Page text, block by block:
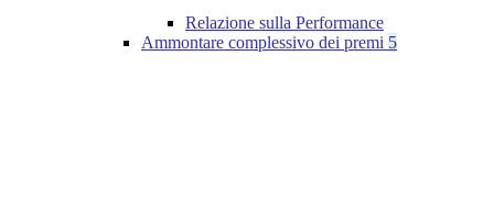
Relazione sulla Performance
Ammontare complessivo dei premi 5